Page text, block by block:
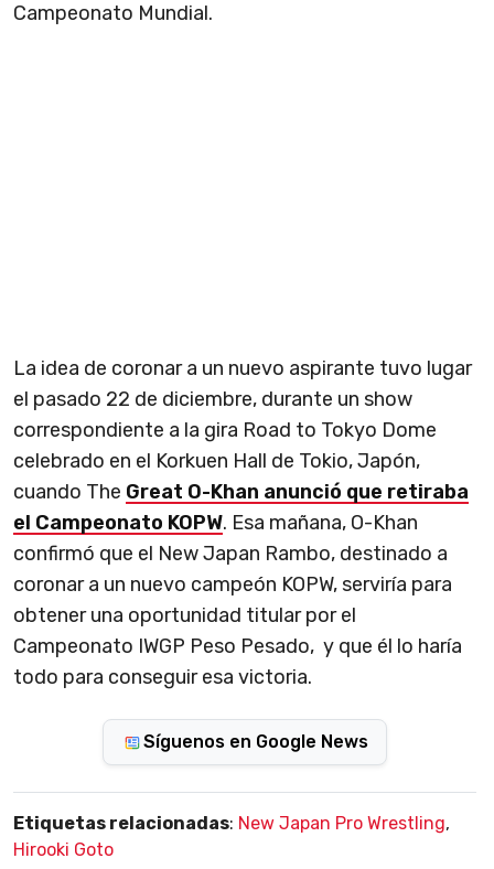
Campeonato Mundial.
La idea de coronar a un nuevo aspirante tuvo lugar
el pasado 22 de diciembre, durante un show
correspondiente a la gira Road to Tokyo Dome
celebrado en el Korkuen Hall de Tokio, Japón,
cuando The Great O-Khan anunció que retiraba
el Campeonato KOPW. Esa mañana, O-Khan
confirmó que el New Japan Rambo, destinado a
coronar a un nuevo campeón KOPW, serviría para
obtener una oportunidad titular por el
Campeonato IWGP Peso Pesado, y que él lo haría
todo para conseguir esa victoria.
Síguenos en Google News
Etiquetas relacionadas: New Japan Pro Wrestling,
Hirooki Goto